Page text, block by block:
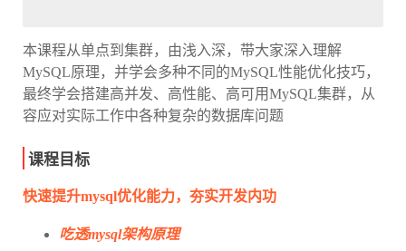
本课程从单点到集群，由浅入深，带大家深入理解
MySQL原理，并学会多种不同的MySQL性能优化技巧，
最终学会搭建高并发、高性能、高可用MySQL集群，从
容应对实际工作中各种复杂的数据库问题
课程目标
快速提升mysql优化能力，夯实开发内功
吃透mysql架构原理